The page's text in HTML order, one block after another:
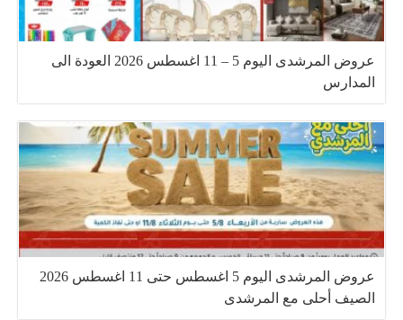
عروض المرشدى اليوم 5 – 11 اغسطس 2026 العودة الى
المدارس
عروض المرشدى اليوم 5 اغسطس حتى 11 اغسطس 2026
الصيف أحلى مع المرشدى